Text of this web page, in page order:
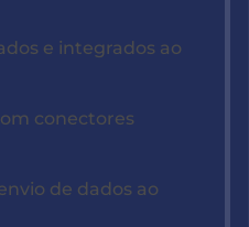
e integrados ao
conectores
de dados ao